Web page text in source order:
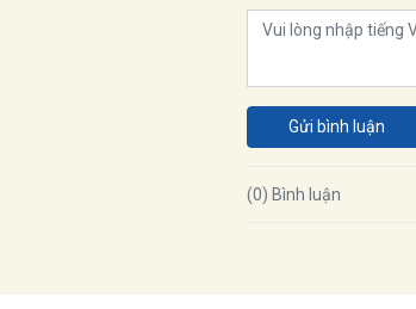
Gửi bình luận
(0) Bình luận